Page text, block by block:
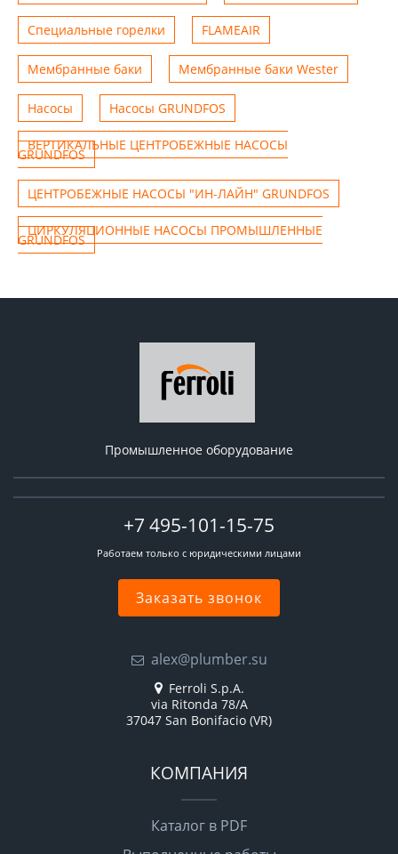
Специальные горелки FLAMEAIR
Мембранные баки Мембранные баки Wester
Насосы Насосы GRUNDFOS
ВЕРТИКАЛЬНЫЕ ЦЕНТРОБЕЖНЫЕ НАСОСЫ
GRUNDFOS
ЦЕНТРОБЕЖНЫЕ НАСОСЫ "ИН-ЛАЙН" GRUNDFOS
ЦИРКУЛЯЦИОННЫЕ НАСОСЫ ПРОМЫШЛЕННЫЕ
GRUNDFOS
Промышленное оборудование
+7 495-101-15-75
Работаем только с юридическими лицами
Заказать звонок
alex@plumber.su
Ferroli S.p.A.
via Ritonda 78/A
37047 San Bonifacio (VR)
КОМПАНИЯ
Каталог в PDF